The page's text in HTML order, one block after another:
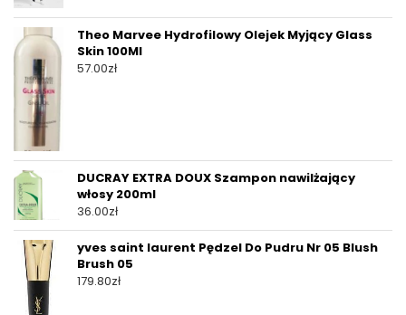
Theo Marvee Hydrofilowy Olejek Myjący Glass
Skin 100Ml
57.00zł
DUCRAY EXTRA DOUX Szampon nawilżający
włosy 200ml
36.00zł
yves saint laurent Pędzel Do Pudru Nr 05 Blush
Brush 05
179.80zł